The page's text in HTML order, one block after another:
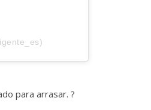
para arrasar. ?